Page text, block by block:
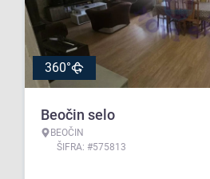
360°
Beočin selo
BEOČIN
ŠIFRA: #575813